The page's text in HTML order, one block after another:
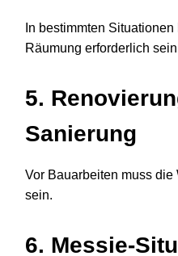
In bestimmten
Räumung erforderlich
5.
Sanierung
Vor Bauarbeiten muss
sein.
6. Messie-